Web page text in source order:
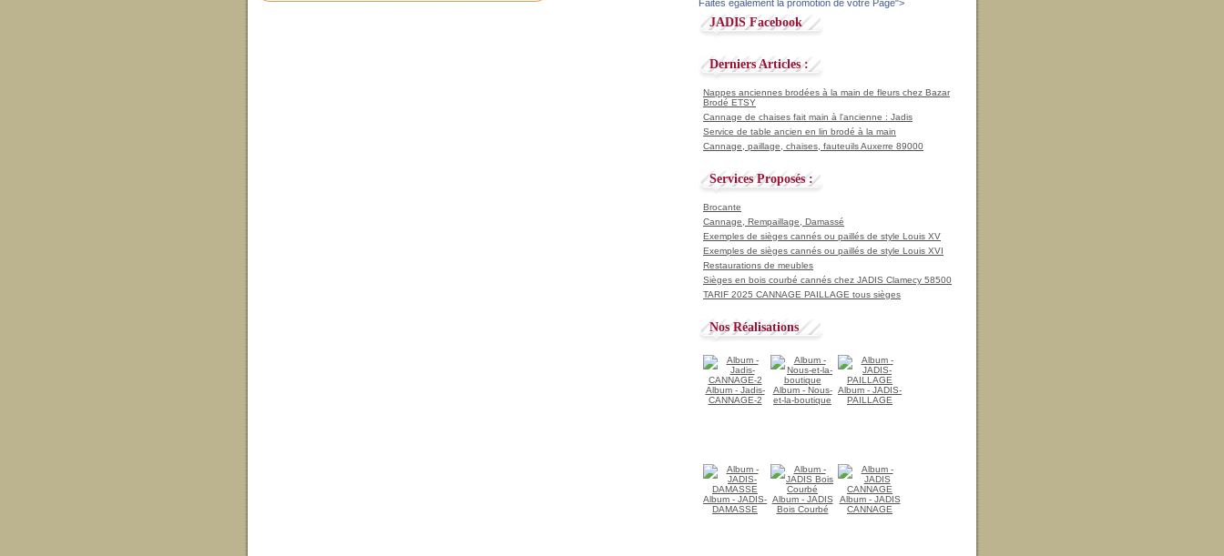
Faites également la promotion de votre Page">
JADIS Facebook
Derniers Articles :
Nappes anciennes brodées à la main de fleurs chez Bazar
Brodé ETSY
Cannage de chaises fait main à l'ancienne : Jadis
Service de table ancien en lin brodé à la main
Cannage, paillage, chaises, fauteuils Auxerre 89000
Services Proposés :
Brocante
Cannage, Rempaillage, Damassé
Exemples de sièges cannés ou paillés de style Louis XV
Exemples de sièges cannés ou paillés de style Louis XVI
Restaurations de meubles
Sièges en bois courbé cannés chez JADIS Clamecy 58500
TARIF 2025 CANNAGE PAILLAGE tous sièges
Nos Réalisations
Album - Jadis-
CANNAGE-2
Album - Nous-
et-la-boutique
Album - JADIS-
PAILLAGE
Album - JADIS-
DAMASSE
Album - JADIS
Bois Courbé
Album - JADIS
CANNAGE